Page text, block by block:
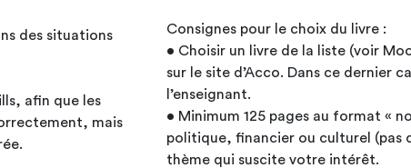
des situations
afin que les
mais
Consignes pour le choix du livre :
• Choisir un livre de la liste (voir
sur le site d’Acco. Dans ce dernier
l’enseignant.
• Minimum 125 pages au format «
politique, financier ou culturel (pas
thème qui suscite votre intérêt.